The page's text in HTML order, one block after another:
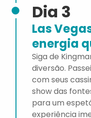
Dia 3
Las
energia
Siga de
diversão.
com seus
show das
para um
experiência